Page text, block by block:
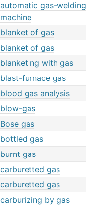
automatic gas-welding
machine
blanket of gas
blanket of gas
blanketing with gas
blast-furnace gas
blood gas analysis
blow-gas
Bose gas
bottled gas
burnt gas
carburetted gas
carburetted gas
carburizing by gas